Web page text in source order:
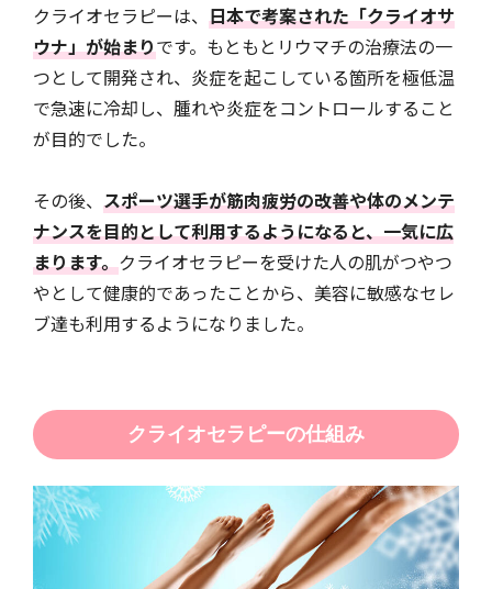
クライオセラピーは、 日本で考案された「クライオサ
ウナ」が始まりです。もともとリウマチの治療法の一
つとして開発され、炎症を起こしている箇所を極低温
で急速に冷却し、腫れや炎症をコントロールすること
が目的でした。
その後、 スポーツ選手が筋肉疲労の改善や体のメンテ
ナンスを目的として利用するようになると、一気に広
まります。クライオセラピーを受けた人の肌がつやつ
やとして健康的であったことから、美容に敏感なセレ
ブ達も利用するようになりました。
クライオセラピーの仕組み